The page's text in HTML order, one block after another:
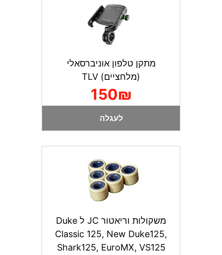
מתקן טלפון אוניברסאלי
(מלחציים) TLV
150₪
לעגלה
משקולות וריאטור JC ל Duke
Classic 125, New Duke125,
Shark125, EuroMX, VS125